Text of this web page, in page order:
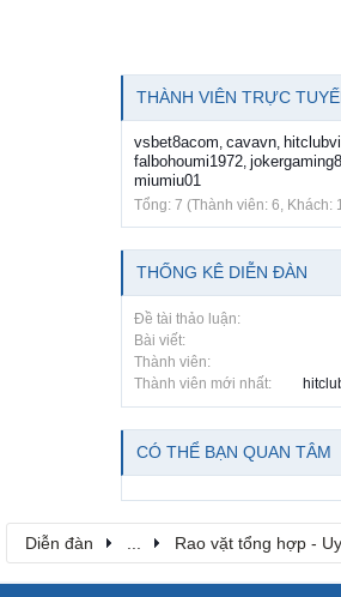
THÀNH VIÊN TRỰC
vsbet8acom cavavn
falbohoumi1972
miumiu01
Tổng: 7 (Thành viên: 6, Khách:
THỐNG KÊ DIỄN ĐÀN
Đề tài thảo luận:
Bài viết:
Thành viên:
Thành viên mới nhất:
CÓ THỂ BẠN QUAN TÂM
Diễn đàn Rao vặt tổng hợp -